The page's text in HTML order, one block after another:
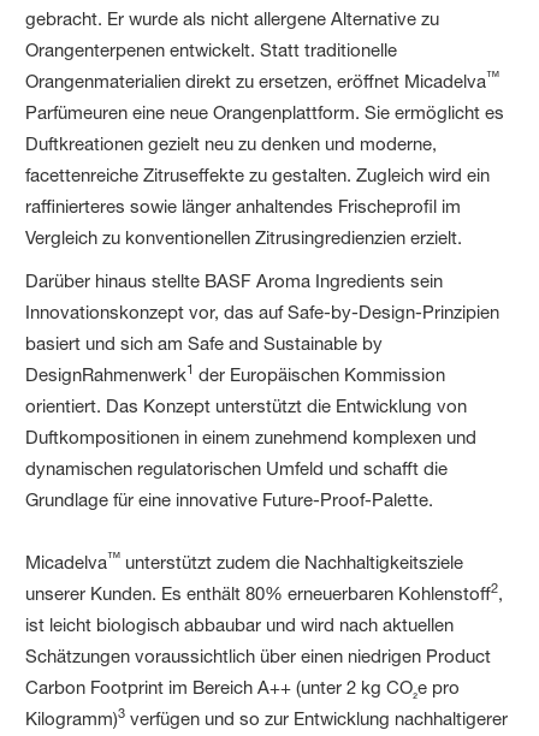
gebracht. Er wurde als nicht allergene Alternative zu
Orangenterpenen entwickelt. Statt traditionelle
Orangenmaterialien direkt zu ersetzen, eröffnet Micadelva™
Parfümeuren eine neue Orangenplattform. Sie ermöglicht es
Duftkreationen gezielt neu zu denken und moderne,
facettenreiche Zitruseffekte zu gestalten. Zugleich wird ein
raffinierteres sowie länger anhaltendes Frischeprofil im
Vergleich zu konventionellen Zitrusingredienzien erzielt.
Darüber hinaus stellte BASF Aroma Ingredients sein
Innovationskonzept vor, das auf Safe-by-Design-Prinzipien
basiert und sich am Safe and Sustainable by
DesignRahmenwerk1 der Europäischen Kommission
orientiert. Das Konzept unterstützt die Entwicklung von
Duftkompositionen in einem zunehmend komplexen und
dynamischen regulatorischen Umfeld und schafft die
Grundlage für eine innovative Future-Proof-Palette.
Micadelva™ unterstützt zudem die Nachhaltigkeitsziele
unserer Kunden. Es enthält 80% erneuerbaren Kohlenstoff2,
ist leicht biologisch abbaubar und wird nach aktuellen
Schätzungen voraussichtlich über einen niedrigen Product
Carbon Footprint im Bereich A++ (unter 2 kg CO₂e pro
Kilogramm)3 verfügen und so zur Entwicklung nachhaltigerer